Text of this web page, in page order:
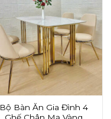
Bộ Bàn Ăn Gia Đình 4